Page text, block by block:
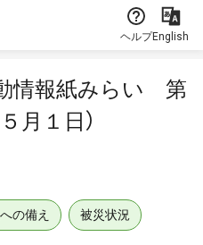
ヘルプEnglish
情報紙みらい 第
月１日）
の備え 被災状況